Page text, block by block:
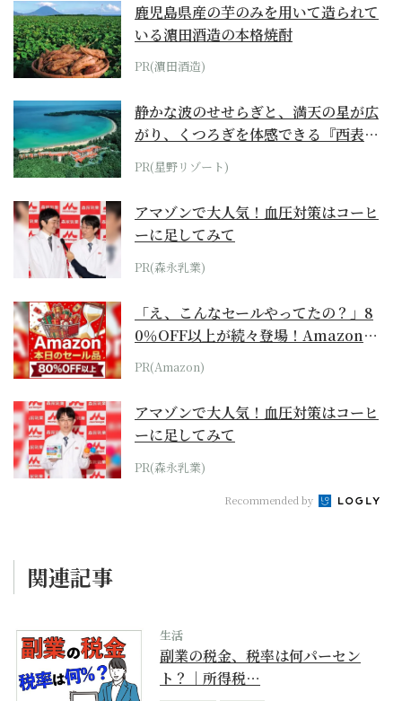
鹿児島県産の芋のみを用いて造られて
いる濵田酒造の本格焼酎
PR(濵田酒造)
静かな波のせせらぎと、満天の星が広
がり、くつろぎを体感できる『西表島
ホテル by...
PR(星野リゾート)
アマゾンで大人気！血圧対策はコーヒ
ーに足してみて
PR(森永乳業)
「え、こんなセールやってたの？」8
0％OFF以上が続々登場！Amazonの
本気が...
PR(Amazon)
アマゾンで大人気！血圧対策はコーヒ
ーに足してみて
PR(森永乳業)
Recommended by
関連記事
生活
副業の税金、税率は何パーセン
ト？｜所得税…